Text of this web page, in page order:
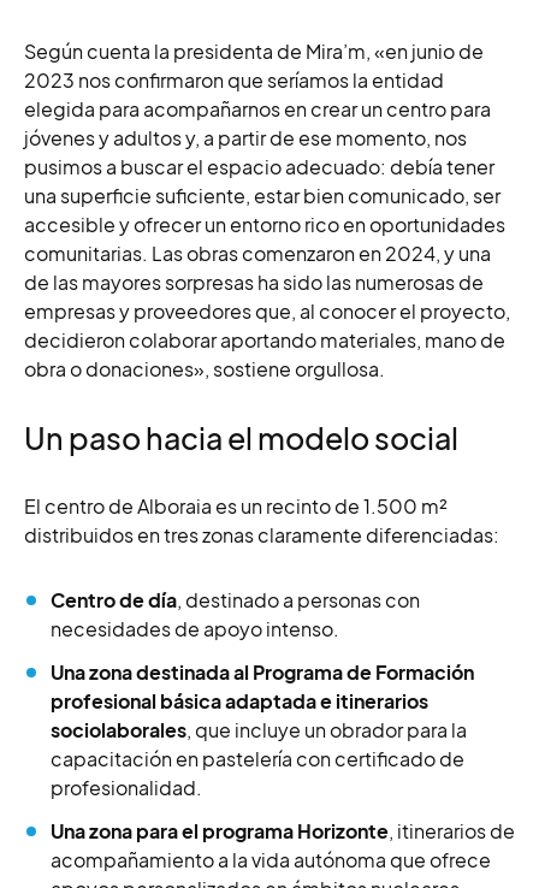
Según cuenta la presidenta de Mira’m, «en junio de
2023 nos confirmaron que seríamos la entidad
elegida para acompañarnos en crear un centro para
jóvenes y adultos y, a partir de ese momento, nos
pusimos a buscar el espacio adecuado: debía tener
una superficie suficiente, estar bien comunicado, ser
accesible y ofrecer un entorno rico en oportunidades
comunitarias. Las obras comenzaron en 2024, y una
de las mayores sorpresas ha sido las numerosas de
empresas y proveedores que, al conocer el proyecto,
decidieron colaborar aportando materiales, mano de
obra o donaciones», sostiene orgullosa.
Un paso hacia el modelo social
El centro de Alboraia es un recinto de 1.500 m²
distribuidos en tres zonas claramente diferenciadas:
Centro de día, destinado a personas con
necesidades de apoyo intenso.
Una zona destinada al Programa de Formación
profesional básica adaptada e itinerarios
sociolaborales, que incluye un obrador para la
capacitación en pastelería con certificado de
profesionalidad.
Una zona para el programa Horizonte, itinerarios de
acompañamiento a la vida autónoma que ofrece